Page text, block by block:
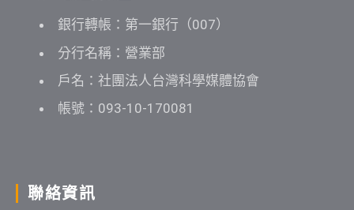
銀行轉帳：第一銀行（007）
分行名稱：營業部
戶名：社團法人台灣科學媒體協會
帳號：093-10-170081
聯絡資訊